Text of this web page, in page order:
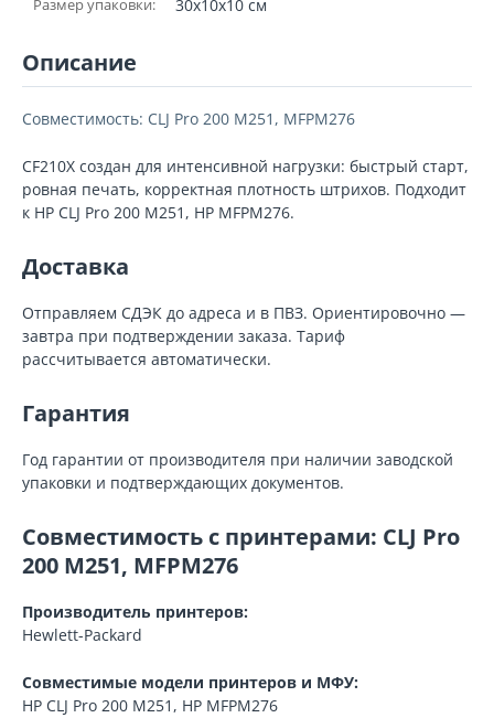
Размер упаковки: 30x10x10 см
Описание
Совместимость: CLJ Pro 200 M251, MFPM276
CF210X создан для интенсивной нагрузки: быстрый старт,
ровная печать, корректная плотность штрихов. Подходит
к HP CLJ Pro 200 M251, HP MFPM276.
Доставка
Отправляем СДЭК до адреса и в ПВЗ. Ориентировочно —
завтра при подтверждении заказа. Тариф
рассчитывается автоматически.
Гарантия
Год гарантии от производителя при наличии заводской
упаковки и подтверждающих документов.
Совместимость с принтерами: CLJ Pro
200 M251, MFPM276
Производитель принтеров:
Hewlett-Packard
Совместимые модели принтеров и МФУ:
HP CLJ Pro 200 M251, HP MFPM276